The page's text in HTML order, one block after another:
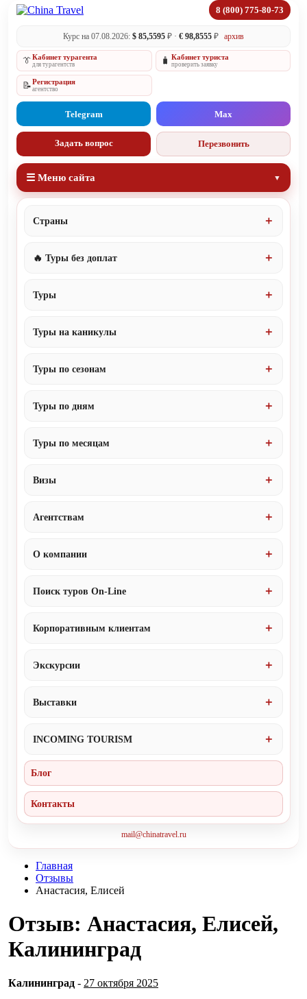
8 (800) 775-80-73
Курс на 07.08.2026: $ 85,5595 ₽ · € 98,8555 ₽ архив
👔Кабинет турагента
для турагентств 🧳 Кабинет туриста
проверить заявку
📝Регистрация
агентство
Telegram Max
Задать вопрос Перезвонить
☰ Меню сайта
Страны
🔥 Туры без доплат
Туры
Туры на каникулы
Туры по сезонам
Туры по дням
Туры по месяцам
Визы
Агентствам
О компании
Поиск туров On-Line
Корпоративным клиентам
Экскурсии
Выставки
INCOMING TOURISM
Блог
Контакты
mail@chinatravel.ru
Главная
Отзывы
Анастасия, Елисей
Отзыв: Анастасия, Елисей,
Калининград
Калининград - 27 октября 2025